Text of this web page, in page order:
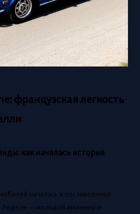
французская легкость
как началась история
началась в послевоенной
Ределе — молодой инженер и